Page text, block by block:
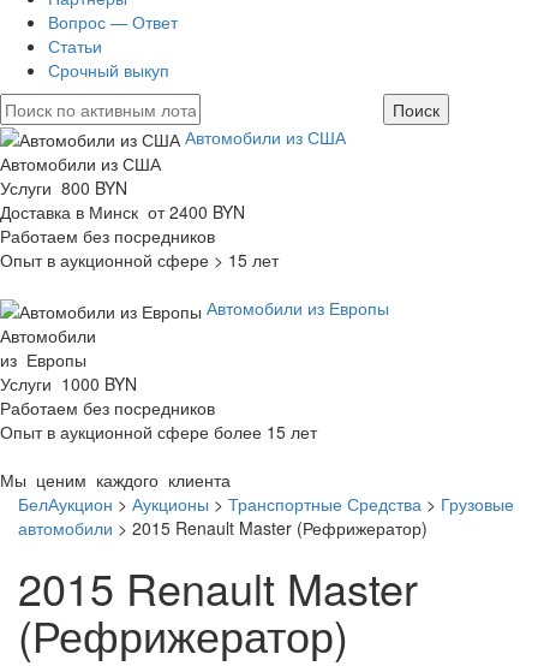
Вопрос — Ответ
Статьи
Срочный выкуп
Автомобили из США
Автомобили из США
Услуги 800 BYN
Доставка в Минск от 2400 BYN
Работаем без посредников
Опыт в аукционной сфере > 15 лет
Автомобили из Европы
Автомобили
из Европы
Услуги 1000 BYN
Работаем без посредников
Опыт в аукционной сфере более 15 лет
Мы ценим каждого клиента
БелАукцион > Аукционы > Транспортные Средства > Грузовые
автомобили > 2015 Renault Master (Рефрижератор)
2015 Renault Master
(Рефрижератор)